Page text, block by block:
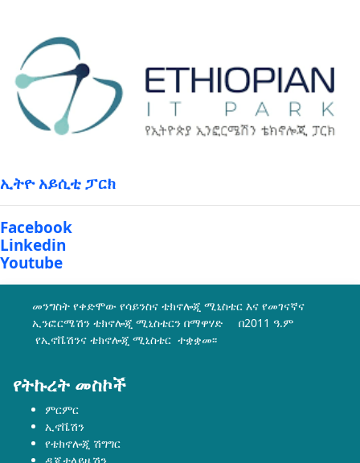
Facebook
Linkedin
Youtube
መንግስት የቀድሞው የሳይንስና ቴክኖሎጂ ሚኒስቴር እና የመገናኛና
ኢንፎርሜሽን ቴክኖሎጂ ሚኒስቴርን በማዋሃድ በ2011 ዓ.ም
የኢኖቬሽንና ቴክኖሎጂ ሚኒስቴር ተቋቋመ፡፡
ምርምር
ኢኖቬሽን
የቴክኖሎጂ ሽግግር
ዲጂታላይዜሽን